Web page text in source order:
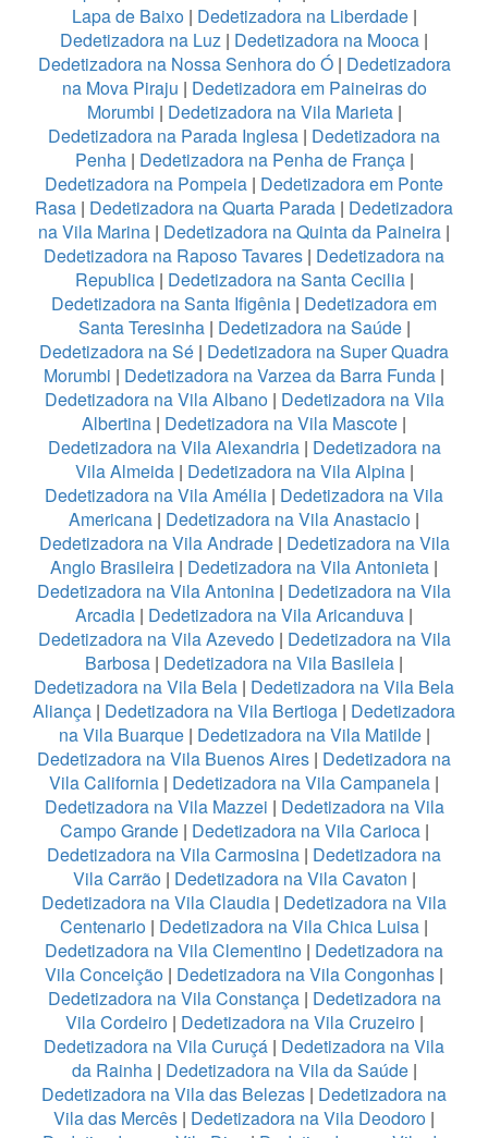
Lapa de Baixo | Dedetizadora na Liberdade |
Dedetizadora na Luz | Dedetizadora na Mooca |
Dedetizadora na Nossa Senhora do Ó| Dedetizadora
na Mova Piraju | Dedetizadora em Paineiras do
Morumbi | Dedetizadora na Vila Marieta|
Dedetizadora na Parada Inglesa | Dedetizadora na
Penha| Dedetizadora na Penha de França |
Dedetizadora na Pompeia | Dedetizadora em Ponte
Rasa | Dedetizadora na Quarta Parada | Dedetizadora
na Vila Marina | Dedetizadora na Quinta da Paineira |
Dedetizadora na Raposo Tavares | Dedetizadora na
Republica| Dedetizadora na Santa Cecilia|
Dedetizadora na Santa Ifigênia | Dedetizadora em
Santa Teresinha| Dedetizadora na Saúde|
Dedetizadora na Sé | Dedetizadora na Super Quadra
Morumbi | Dedetizadora na Varzea da Barra Funda |
Dedetizadora na Vila Albano| Dedetizadora na Vila
Albertina | Dedetizadora na Vila Mascote |
Dedetizadora na Vila Alexandria| Dedetizadora na
Vila Almeida | Dedetizadora na Vila Alpina |
Dedetizadora na Vila Amélia | Dedetizadora na Vila
Americana | Dedetizadora na Vila Anastacio |
Dedetizadora na Vila Andrade| Dedetizadora na Vila
Anglo Brasileira | Dedetizadora na Vila Antonieta |
Dedetizadora na Vila Antonina | Dedetizadora na Vila
Arcadia | Dedetizadora na Vila Aricanduva |
Dedetizadora na Vila Azevedo| Dedetizadora na Vila
Barbosa | Dedetizadora na Vila Basileia |
Dedetizadora na Vila Bela | Dedetizadora na Vila Bela
Aliança | Dedetizadora na Vila Bertioga | Dedetizadora
na Vila Buarque| Dedetizadora na Vila Matilde|
Dedetizadora na Vila Buenos Aires | Dedetizadora na
Vila California | Dedetizadora na Vila Campanela |
Dedetizadora na Vila Mazzei | Dedetizadora na Vila
Campo Grande| Dedetizadora na Vila Carioca|
Dedetizadora na Vila Carmosina | Dedetizadora na
Vila Carrão| Dedetizadora na Vila Cavaton |
Dedetizadora na Vila Claudia | Dedetizadora na Vila
Centenario | Dedetizadora na Vila Chica Luisa |
Dedetizadora na Vila Clementino | Dedetizadora na
Vila Conceição | Dedetizadora na Vila Congonhas |
Dedetizadora na Vila Constança| Dedetizadora na
Vila Cordeiro| Dedetizadora na Vila Cruzeiro |
Dedetizadora na Vila Curuçá | Dedetizadora na Vila
da Rainha | Dedetizadora na Vila da Saúde|
Dedetizadora na Vila das Belezas | Dedetizadora na
Vila das Mercês | Dedetizadora na Vila Deodoro |